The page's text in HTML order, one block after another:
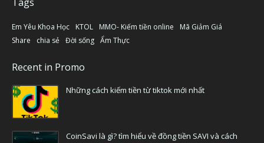
Em Yêu Khoa Học KTOL MMO- Kiếm tiền online
Mã Giảm Giá
Share
chia sẻ Đời sống Ẩm Thực
Recent in Promo
Những cách kiếm tiền từ tiktok mới nhất
CoinSavi là gì? tìm hiểu về đồng tiền SAVI và cách